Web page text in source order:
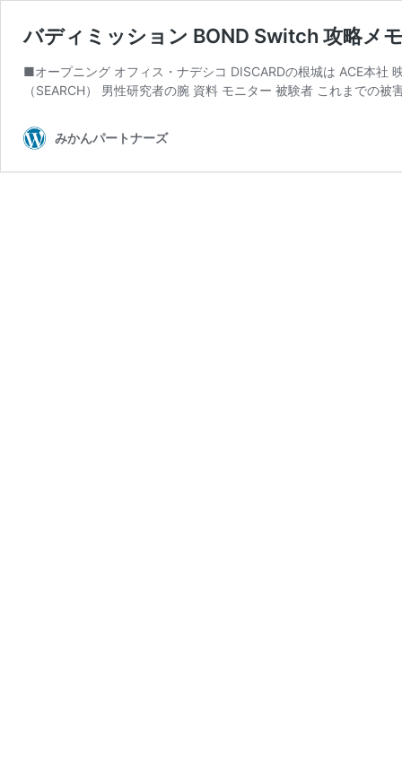
バディミッション BOND Switch 攻略メ
■オープニング オフィス・ナデシコ DISCARDの根城は ACE本社
（SEARCH） 男性研究者の腕 資料 モニター 被験者 これまでの
みかんパートナーズ